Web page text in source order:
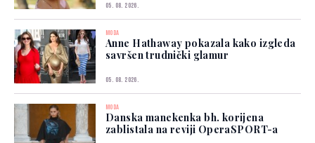
05. 08. 2026.
MODA
Anne Hathaway pokazala kako izgleda
savršen trudnički glamur
05. 08. 2026.
MODA
Danska manekenka bh. korijena
zablistala na reviji OperaSPORT-a